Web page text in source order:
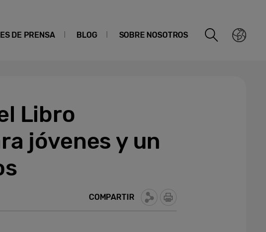
DE PRENSA BLOG SOBRE NOSOTROS
Libro
jóvenes y un
COMPARTIR